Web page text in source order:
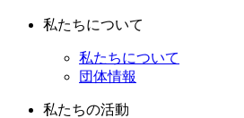
私たちについて
私たちについて
団体情報
私たちの活動